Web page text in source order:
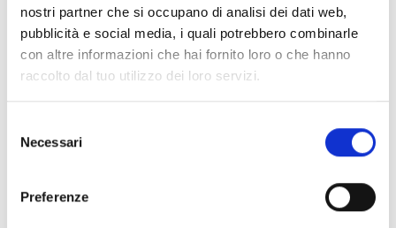
nostri partner che si occupano di analisi dei dati web,
pubblicità e social media, i quali potrebbero combinarle
con altre informazioni che hai fornito loro o che hanno
raccolto dal tuo utilizzo dei loro servizi.
delNecessari
Preferenze